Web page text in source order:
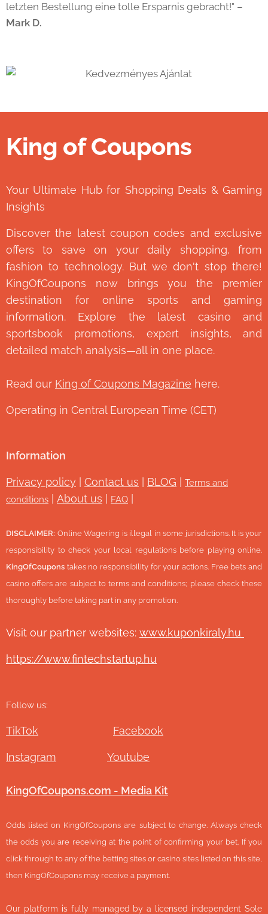
letzten Bestellung eine tolle Ersparnis gebracht!" –
Mark D.
King of Coupons
Your Ultimate Hub for Shopping Deals & Gaming
Insights
Discover the latest coupon codes and exclusive
offers to save on your daily shopping, from
fashion to technology. But we don't stop there!
KingOfCoupons now brings you the premier
destination for online sports and gaming
information. Explore the latest casino and
sportsbook promotions, expert insights, and
detailed match analysis—all in one place.
Read our King of Coupons Magazine here.
Operating in Central European Time (CET)
Information
Privacy policy Contact us BLOG
Terms and
conditions
About us FAQ
DISCLAIMER: Online Wagering is illegal in some jurisdictions. It is your
responsibility to check your local regulations before playing online.
KingOfCoupons takes no responsibility for your actions. Free bets and
casino offers are subject to terms and conditions; please check these
thoroughly before taking part in any promotion.
Visit our partner websites: www.kuponkiraly.hu
https://www.fintechstartup.hu
Follow us:
TikTok Facebook
Instagram Youtube
KingOfCoupons.com - Media Kit
Odds listed on KingOfCoupons are subject to change. Always check
the odds you are receiving at the point of confirming your bet. If you
click through to any of the betting sites or casino sites listed on this site,
then KingOfCoupons may receive a payment.
Our platform is fully managed by a licensed independent Sole